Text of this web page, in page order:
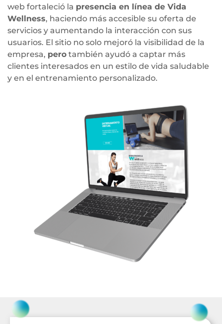
web fortaleció la presencia en línea de Vida
Wellness, haciendo más accesible su oferta de
servicios y aumentando la interacción con sus
usuarios. El sitio no solo mejoró la visibilidad de la
empresa, pero también ayudó a captar más
clientes interesados en un estilo de vida saludable
y en el entrenamiento personalizado.